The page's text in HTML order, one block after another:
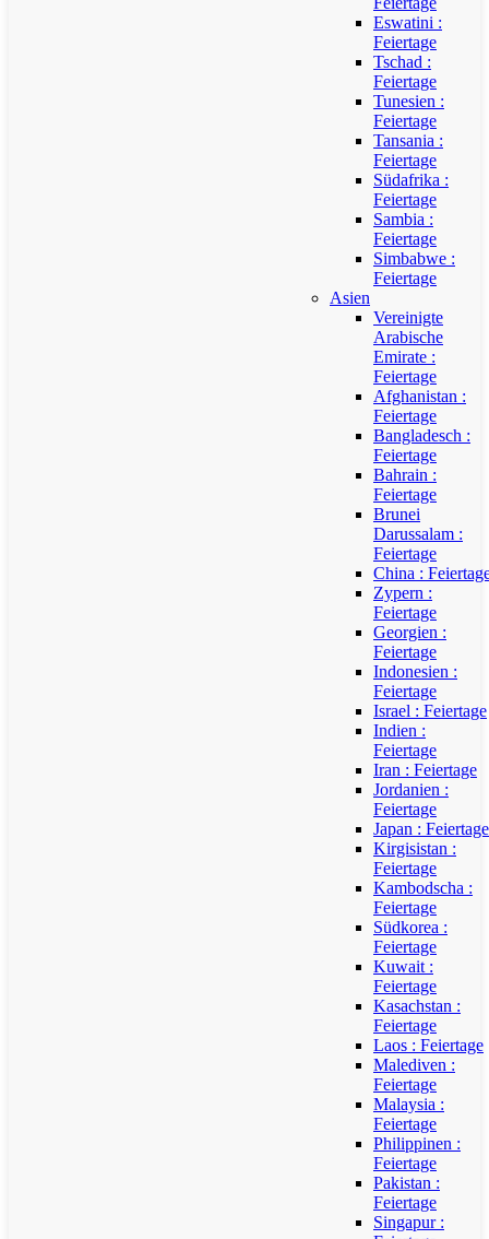
Eswatini :
Feiertage
Tschad :
Feiertage
Tunesien :
Feiertage
Tansania :
Feiertage
Südafrika :
Feiertage
Sambia :
Feiertage
Simbabwe :
Feiertage
Asien
Vereinigte
Arabische
Emirate :
Feiertage
Afghanistan :
Feiertage
Bangladesch :
Feiertage
Bahrain :
Feiertage
Brunei
Darussalam :
Feiertage
China :
Zypern :
Feiertage
Georgien :
Feiertage
Indonesien :
Feiertage
Israel : Feiertage
Indien :
Feiertage
Iran : Feiertage
Jordanien :
Feiertage
Japan : Feiertage
Kirgisistan :
Feiertage
Kambodscha :
Feiertage
Südkorea :
Feiertage
Kuwait :
Feiertage
Kasachstan :
Feiertage
Laos : Feiertage
Malediven :
Feiertage
Malaysia :
Feiertage
Philippinen :
Feiertage
Pakistan :
Feiertage
Singapur :